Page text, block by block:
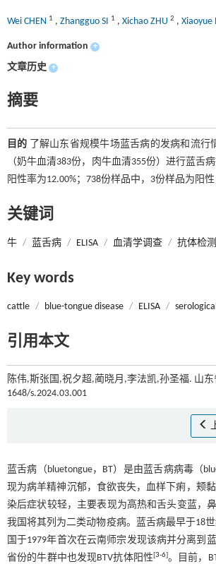
Wei CHEN 1 , Zhangguo SI 1 , Xichao ZHU 2 , Xiaoyue
Author information +
文章历史 +
摘要
目的 了解山东省规模牛场蓝舌病的发病和流行
（奶牛血清383份，肉牛血清355份）进行蓝舌
阳性率为12.00%；738份样品中，3份样品为阳
关键词
牛 / 蓝舌病 / ELISA / 血清学调查 / 抗体检测
Key words
cattle / blue-tongue disease / ELISA /
引用本文
陈伟,斯张国,祝夕超,蔺晓月,李法凯,孙圣福. 山
1648/s.2024.03.001
蓝舌病（bluetongue，BT）是由蓝舌病病毒（
现为病羊精神沉郁，食欲丧失，血样下痢，颊
染后症状较轻，主要表现为高热和舌头变蓝，
我国将其列为二类动物疫病。蓝舌病最早于18
国于1979年首次在云南师宗发现该病并分离到
省份的牛群中也发现BTV抗体阳性[3-6]。目前，